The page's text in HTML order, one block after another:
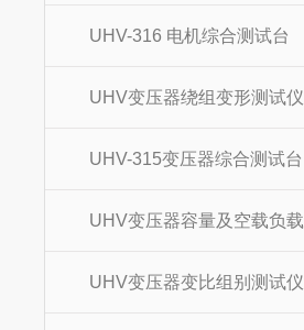
UHV-316 电机综合测试台
UHV变压器绕组变形测试仪
UHV-315变压器综合测试台
UHV变压器容量及空载负载
UHV变压器变比组别测试仪